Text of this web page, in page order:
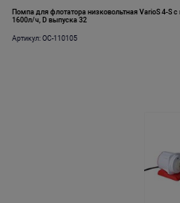
Помпа для флотатора низковольтная VarioS 4-S
1600л/ч, D выпуска 32
Артикул: OC-110105